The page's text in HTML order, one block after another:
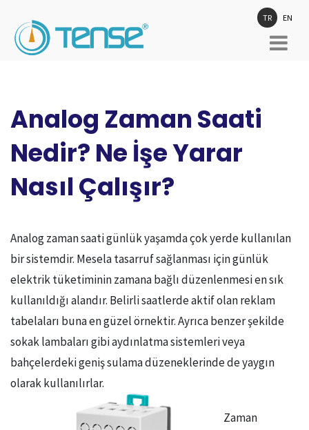
TR EN
Analog Zaman Saati
Nedir? Ne İşe Yarar
Nasıl Çalışır?
Analog zaman saati günlük yaşamda çok yerde kullanılan
bir sistemdir. Mesela tasarruf sağlanması için günlük
elektrik tüketiminin zamana bağlı düzenlenmesi en sık
kullanıldığı alandır. Belirli saatlerde aktif olan reklam
tabelaları buna en güzel örnektir. Ayrıca benzer şekilde
sokak lambaları gibi aydınlatma sistemleri veya
bahçelerdeki geniş sulama düzeneklerinde de yaygın
olarak kullanılırlar.
Zaman